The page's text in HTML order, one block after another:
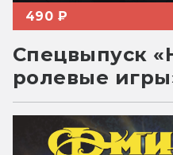
490 ₽
Спецвыпуск
ролевые